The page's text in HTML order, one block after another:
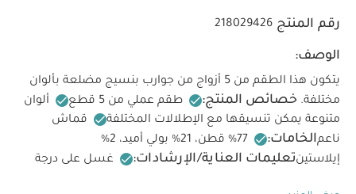
رقم المنتج 218029426
الوصف:
يتكون هذا الطقم من 5 أزواج من جوارب بنسيج مضلعة بألوان
مختلفة. خصائص المنتج: طقم عملي من 5 قطع
ألوان
متنوعة يمكن تنسيقها مع الإطلالات المختلفة
قماش
ناعمالخامات:
77‏‏%‏‏ قطن، 21‏‏%‏‏ بولي أميد، 2‏‏%‏‏
إيلاستينتعليمات العناية/الإرشادات:
غسل على درجة